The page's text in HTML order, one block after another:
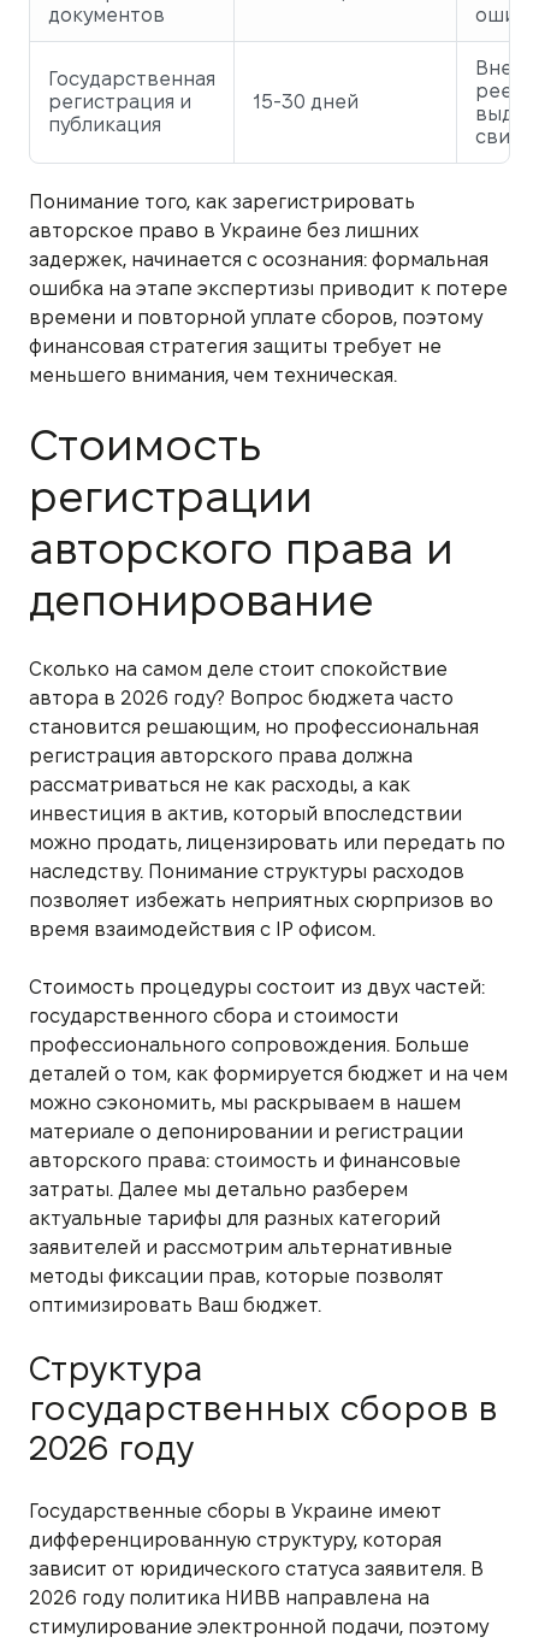
документов
Государственная
регистрация и
публикация
15-30 дней
Понимание того, как зарегистрировать
авторское право в Украине без лишних
задержек, начинается с осознания: формальная
ошибка на этапе экспертизы приводит к потере
времени и повторной уплате сборов, поэтому
финансовая стратегия защиты требует не
меньшего внимания, чем техническая.
Стоимость
регистрации
авторского права и
депонирование
Сколько на самом деле стоит спокойствие
автора в 2026 году? Вопрос бюджета часто
становится решающим, но профессиональная
регистрация авторского права должна
рассматриваться не как расходы, а как
инвестиция в актив, который впоследствии
можно продать, лицензировать или передать по
наследству. Понимание структуры расходов
позволяет избежать неприятных сюрпризов во
время взаимодействия с IP офисом.
Стоимость процедуры состоит из двух частей:
государственного сбора и стоимости
профессионального сопровождения. Больше
деталей о том, как формируется бюджет и на чем
можно сэкономить, мы раскрываем в нашем
материале о депонировании и регистрации
авторского права: стоимость и финансовые
затраты. Далее мы детально разберем
актуальные тарифы для разных категорий
заявителей и рассмотрим альтернативные
методы фиксации прав, которые позволят
оптимизировать Ваш бюджет.
Структура
государственных сборов в
2026 году
Государственные сборы в Украине имеют
дифференцированную структуру, которая
зависит от юридического статуса заявителя. В
2026 году политика НИВВ направлена на
стимулирование электронной подачи, поэтому